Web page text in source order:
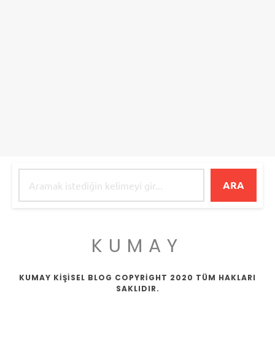
ARA
KUMAY
KUMAY KİŞİSEL BLOG COPYRİGHT 2020 TÜM HAKLARI
SAKLIDIR.